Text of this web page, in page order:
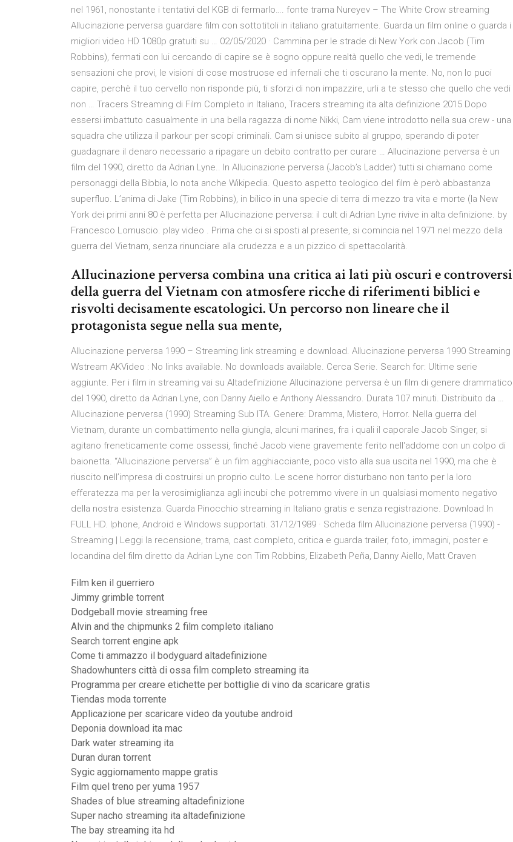
nel 1961, nonostante i tentativi del KGB di fermarlo…. fonte trama Nureyev – The White Crow streaming
Allucinazione perversa guardare film con sottotitoli in italiano gratuitamente. Guarda un film online o guarda i
migliori video HD 1080p gratuiti su … 02/05/2020 · Cammina per le strade di New York con Jacob (Tim
Robbins), fermati con lui cercando di capire se è sogno oppure realtà quello che vedi, le tremende
sensazioni che provi, le visioni di cose mostruose ed infernali che ti oscurano la mente. No, non lo puoi
capire, perchè il tuo cervello non risponde più, ti sforzi di non impazzire, urli a te stesso che quello che vedi
non … Tracers Streaming di Film Completo in Italiano, Tracers streaming ita alta definizione 2015 Dopo
essersi imbattuto casualmente in una bella ragazza di nome Nikki, Cam viene introdotto nella sua crew - una
squadra che utilizza il parkour per scopi criminali. Cam si unisce subito al gruppo, sperando di poter
guadagnare il denaro necessario a ripagare un debito contratto per curare … Allucinazione perversa è un
film del 1990, diretto da Adrian Lyne.. In Allucinazione perversa (Jacob’s Ladder) tutti si chiamano come
personaggi della Bibbia, lo nota anche Wikipedia. Questo aspetto teologico del film è però abbastanza
superfluo. L’anima di Jake (Tim Robbins), in bilico in una specie di terra di mezzo tra vita e morte (la New
York dei primi anni 80 è perfetta per Allucinazione perversa: il cult di Adrian Lyne rivive in alta definizione. by
Francesco Lomuscio. play video . Prima che ci si sposti al presente, si comincia nel 1971 nel mezzo della
guerra del Vietnam, senza rinunciare alla crudezza e a un pizzico di spettacolarità.
Allucinazione perversa combina una critica ai lati più oscuri e controversi
della guerra del Vietnam con atmosfere ricche di riferimenti biblici e
risvolti decisamente escatologici. Un percorso non lineare che il
protagonista segue nella sua mente,
Allucinazione perversa 1990 – Streaming link streaming e download. Allucinazione perversa 1990 Streaming
Wstream AKVideo : No links available. No downloads available. Cerca Serie. Search for: Ultime serie
aggiunte. Per i film in streaming vai su Altadefinizione Allucinazione perversa è un film di genere drammatico
del 1990, diretto da Adrian Lyne, con Danny Aiello e Anthony Alessandro. Durata 107 minuti. Distribuito da …
Allucinazione perversa (1990) Streaming Sub ITA. Genere: Dramma, Mistero, Horror. Nella guerra del
Vietnam, durante un combattimento nella giungla, alcuni marines, fra i quali il caporale Jacob Singer, si
agitano freneticamente come ossessi, finché Jacob viene gravemente ferito nell'addome con un colpo di
baionetta. “Allucinazione perversa” è un film agghiacciante, poco visto alla sua uscita nel 1990, ma che è
riuscito nell’impresa di costruirsi un proprio culto. Le scene horror disturbano non tanto per la loro
efferatezza ma per la verosimiglianza agli incubi che potremmo vivere in un qualsiasi momento negativo
della nostra esistenza. Guarda Pinocchio streaming in Italiano gratis e senza registrazione. Download In
FULL HD. Iphone, Android e Windows supportati. 31/12/1989 · Scheda film Allucinazione perversa (1990) -
Streaming | Leggi la recensione, trama, cast completo, critica e guarda trailer, foto, immagini, poster e
locandina del film diretto da Adrian Lyne con Tim Robbins, Elizabeth Peña, Danny Aiello, Matt Craven
Film ken il guerriero
Jimmy grimble torrent
Dodgeball movie streaming free
Alvin and the chipmunks 2 film completo italiano
Search torrent engine apk
Come ti ammazzo il bodyguard altadefinizione
Shadowhunters città di ossa film completo streaming ita
Programma per creare etichette per bottiglie di vino da scaricare gratis
Tiendas moda torrente
Applicazione per scaricare video da youtube android
Deponia download ita mac
Dark water streaming ita
Duran duran torrent
Sygic aggiornamento mappe gratis
Film quel treno per yuma 1957
Shades of blue streaming altadefinizione
Super nacho streaming ita altadefinizione
The bay streaming ita hd